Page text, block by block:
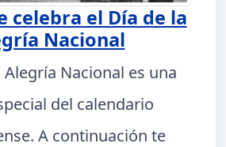
celebra el Día de la
Nacional
Alegría Nacional es una
del calendario
A continuación te